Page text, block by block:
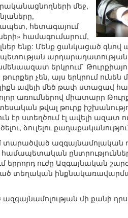
մեջ,
հետագայում
համագումարում,
ենք: Մենք ցանկացած գնով
երկրում`
չեն, այս երկրում ունեն
ավելի մեծ թափ ստացավ
առումներով միատարր
թվալ թուրք
էր ստեղծում էլ ավելի ազատ
ձուլելու
տարածված ազգայնամոլական
համապետական
ուժը Ազգայնական
տեղական
մի քանի